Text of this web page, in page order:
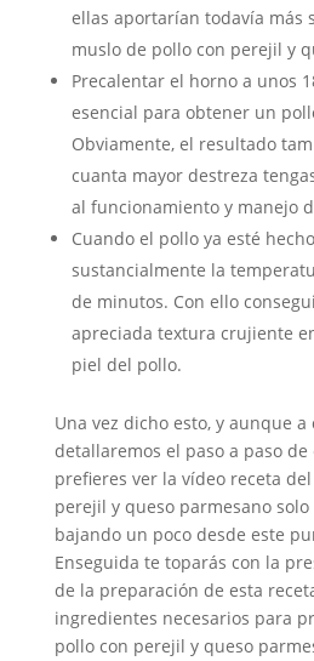
ellas aportarían todavía más
muslo de pollo con perejil y
Precalentar el horno a unos
esencial para obtener un
Obviamente, el resultado
cuanta mayor destreza
al funcionamiento y manejo
Cuando el pollo ya esté
sustancialmente la
de minutos. Con ello
apreciada textura crujiente
piel del pollo.
Una vez dicho esto, y aunque
detallaremos el paso a paso de
prefieres ver la vídeo receta
perejil y queso parmesano
bajando un poco desde este
Enseguida te toparás con la
de la preparación de esta
ingredientes necesarios para
pollo con perejil y queso